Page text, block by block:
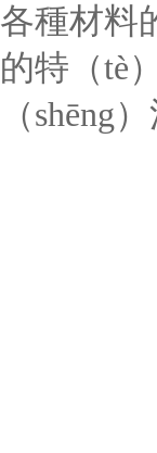
各種材料
的特（tè
（shēng